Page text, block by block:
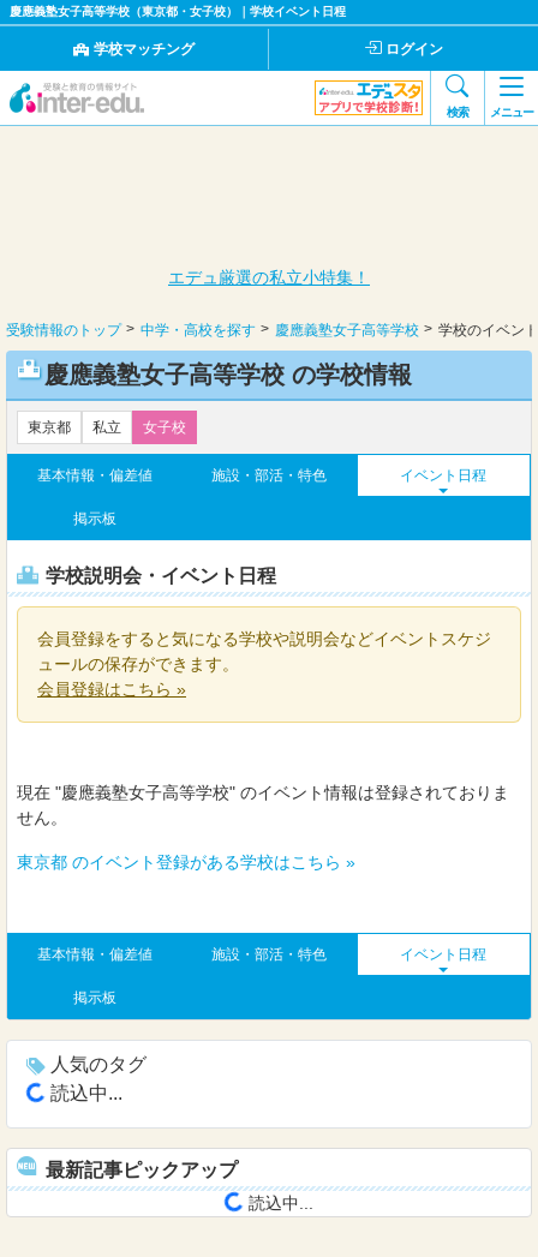
慶應義塾女子高等学校（東京都・女子校）｜学校イベント日程
学校マッチング ログイン
検索 メニュー
エデュ厳選の私立小特集！
受験情報のトップ 中学・高校を探す 慶應義塾女子高等学校 学校のイベン
慶應義塾女子高等学校 の学校情報
東京都 私立 女子校
基本情報・偏差値 施設・部活・特色 イベント日程
掲示板
学校説明会・イベント日程
会員登録をすると気になる学校や説明会などイベントスケジ
ュールの保存ができます。
会員登録はこちら »
現在 "慶應義塾女子高等学校" のイベント情報は登録されておりま
せん。
東京都 のイベント登録がある学校はこちら »
基本情報・偏差値 施設・部活・特色 イベント日程
掲示板
人気のタグ
読込中...
最新記事ピックアップ
読込中...